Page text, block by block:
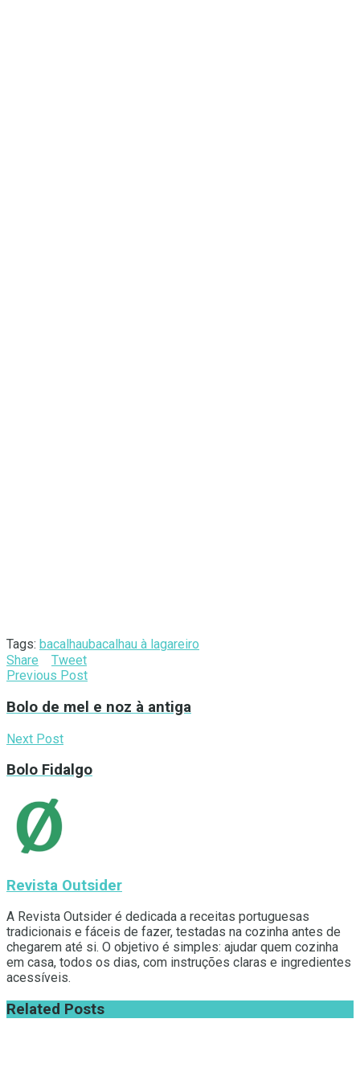
Tags: bacalhaubacalhau à lagareiro
Share
Tweet
Previous Post
Bolo de mel e noz à antiga
Next Post
Bolo Fidalgo
Revista Outsider
A Revista Outsider é dedicada a receitas portuguesas
tradicionais e fáceis de fazer, testadas na cozinha antes de
chegarem até si. O objetivo é simples: ajudar quem cozinha
em casa, todos os dias, com instruções claras e ingredientes
acessíveis.
Related Posts